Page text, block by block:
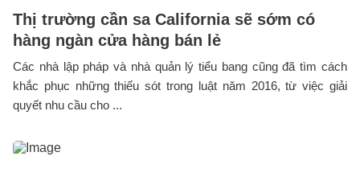
Thị trường cần sa California sẽ sớm có
hàng ngàn cửa hàng bán lẻ
Các nhà lập pháp và nhà quản lý tiểu bang cũng đã tìm cách
khắc phục những thiếu sót trong luật năm 2016, từ việc giải
quyết nhu cầu cho ...